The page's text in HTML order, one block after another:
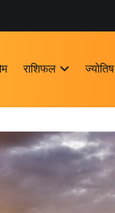
राशिफल ज्योतिष